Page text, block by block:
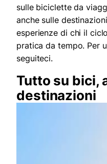
sulle biciclette da
anche sulle
esperienze di chi il
pratica da tempo. Per
seguiteci.
Tutto su bici,
destinazioni